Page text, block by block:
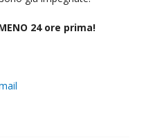
24 ore prima!